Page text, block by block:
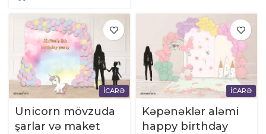
İCARƏ
Unicorn mövzuda
şarlar və maket
İCARƏ
Kəpənəklər aləmi
happy birthday